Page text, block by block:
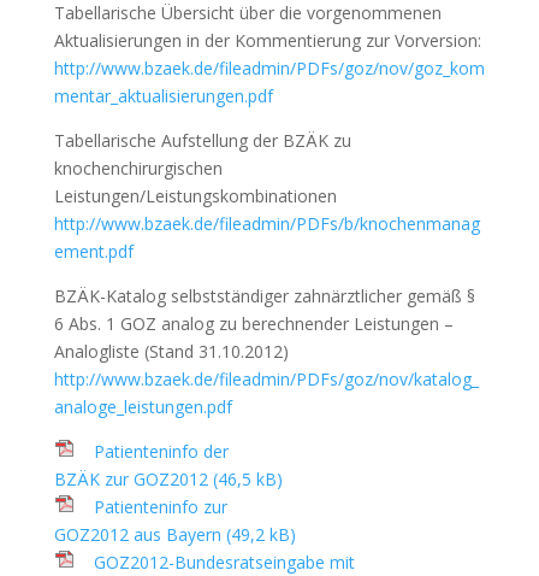
Tabellarische Übersicht über die vorgenommenen
Aktualisierungen in der Kommentierung zur Vorversion:
http://www.bzaek.de/fileadmin/PDFs/goz/nov/goz_kom
mentar_aktualisierungen.pdf
Tabellarische Aufstellung der BZÄK zu
knochenchirurgischen
Leistungen/Leistungskombinationen
http://www.bzaek.de/fileadmin/PDFs/b/knochenmanag
ement.pdf
BZÄK-Katalog selbstständiger zahnärztlicher gemäß §
6 Abs. 1 GOZ analog zu berechnender Leistungen –
Analogliste (Stand 31.10.2012)
http://www.bzaek.de/fileadmin/PDFs/goz/nov/katalog_
analoge_leistungen.pdf
Patienteninfo der
BZÄK zur GOZ2012 (46,5 kB)
Patienteninfo zur
GOZ2012 aus Bayern (49,2 kB)
GOZ2012-Bundesratseingabe mit